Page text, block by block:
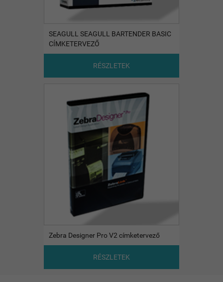
SEAGULL SEAGULL BARTENDER BASIC
CÍMKETERVEZŐ
RÉSZLETEK
Zebra Designer Pro V2 címketervező
RÉSZLETEK